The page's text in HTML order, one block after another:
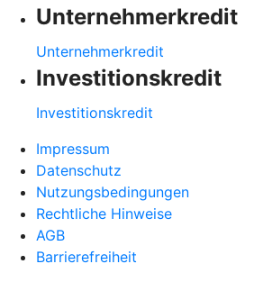
Unternehmerkredit
Unternehmerkredit
Investitionskredit
Investitionskredit
Impressum
Datenschutz
Nutzungsbedingungen
Rechtliche Hinweise
AGB
Barrierefreiheit